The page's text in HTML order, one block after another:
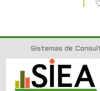
Sistemas de